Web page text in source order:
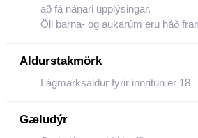
að fá nánari upplýsingar.
Öll barna- og aukarúm eru háð
Aldurstakmörk
Lágmarksaldur fyrir innritun er 18
Gæludýr